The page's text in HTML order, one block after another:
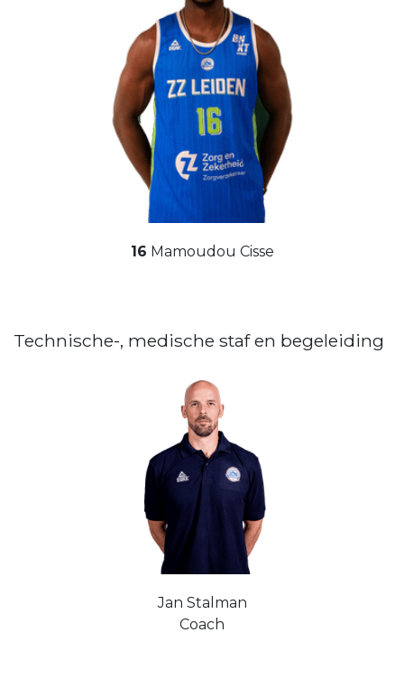
16 Mamoudou Cisse
Technische-, medische staf en begeleiding
Jan Stalman
Coach